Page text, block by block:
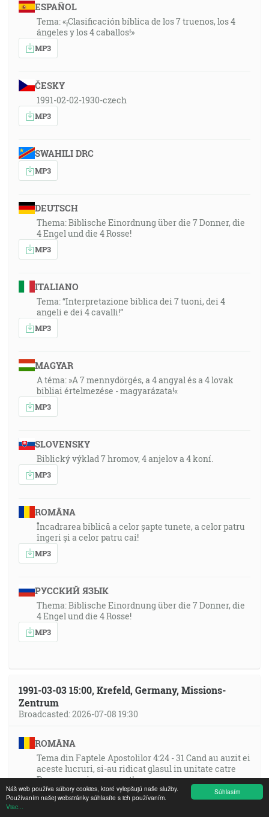
Súhlasím
Náš web používa súbory cookies, ktoré vylepšujú naše služby.
Používaním našej webstránky súhlasíte s ich používaním.
Viac...
ESPAÑOL
Tema: «¡Clasificación bíblica de los 7 truenos, los 4
ángeles y los 4 caballos!»
MP3
ČESKY
1991-02-02-1930-czech
MP3
SWAHILI DRC
MP3
DEUTSCH
Thema: Biblische Einordnung über die 7 Donner, die
4 Engel und die 4 Rosse!
MP3
ITALIANO
Tema: “Interpretazione biblica dei 7 tuoni, dei 4
angeli e dei 4 cavalli!”
MP3
MAGYAR
A téma: »A 7 mennydörgés, a 4 angyal és a 4 lovak
bibliai értelmezése - magyarázata!«
MP3
SLOVENSKY
Biblický výklad 7 hromov, 4 anjelov a 4 koní.
MP3
ROMÂNA
Încadrarea biblică a celor șapte tunete, a celor patru
îngeri și a celor patru cai!
MP3
РУССКИЙ ЯЗЫК
Thema: Biblische Einordnung über die 7 Donner, die
4 Engel und die 4 Rosse!
MP3
1991-03-03 15:00, Krefeld, Germany, Missions-
Zentrum
Broadcasted: 2026-07-08 19:30
ROMÂNA
Tema din Faptele Apostolilor 4:24 - 31 Cand au auzit ei
aceste lucruri, si-au ridicat glasul in unitate catre
Dumnezeu si s-au rugat!
MP3